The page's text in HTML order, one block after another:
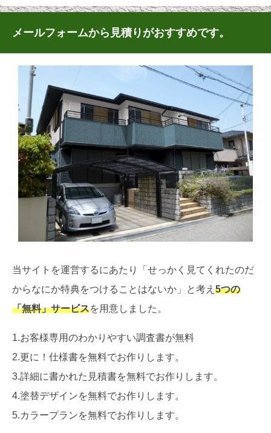
メールフォームから見積りがおすすめです。
当サイトを運営するにあたり「せっかく見てくれたのだ
からなにか特典をつけることはないか」と考え 5つの
「無料」サービスを用意しました。
1.お客様専用のわかりやすい調査書が無料
2.更に！仕様書を無料でお作りします。
3.詳細に書かれた見積書を無料でお作りします。
4.塗替デザインを無料でお作りします。
5.カラープランを無料でお作りします。